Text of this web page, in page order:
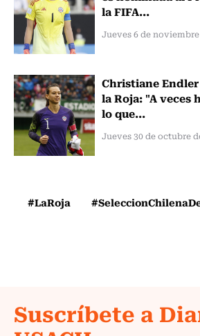
la FIFA...
Jueves 6 de noviembre
Christiane
la Roja: "A veces
lo que...
Jueves 30 de octubre
#LaRoja